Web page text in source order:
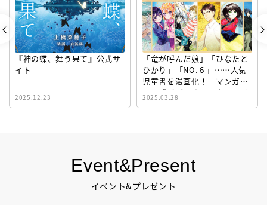
Event&Present
イベント&プレゼント
『神の蝶、舞う果て』公式サ
イト
2025.12.23
「竜が呼んだ娘」「ひなたと
ひかり」「NO.６」……人気
児童書を漫画化！ マンガサ
イト『ビブリオシリウス』誕
生！
2025.03.28